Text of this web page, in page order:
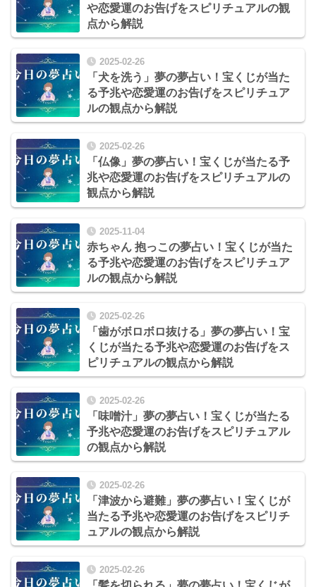
や恋愛運のお告げをスピリチュアルの観
点から解説
2025-02-26
「犬を洗う」夢の夢占い！宝くじが当た
る予兆や恋愛運のお告げをスピリチュア
ルの観点から解説
2025-02-26
「仏像」夢の夢占い！宝くじが当たる予
兆や恋愛運のお告げをスピリチュアルの
観点から解説
2025-11-04
赤ちゃん 抱っこの夢占い！宝くじが当た
る予兆や恋愛運のお告げをスピリチュア
ルの観点から解説
2025-02-26
「歯がボロボロ抜ける」夢の夢占い！宝
くじが当たる予兆や恋愛運のお告げをス
ピリチュアルの観点から解説
2025-02-26
「味噌汁」夢の夢占い！宝くじが当たる
予兆や恋愛運のお告げをスピリチュアル
の観点から解説
2025-02-26
「津波から避難」夢の夢占い！宝くじが
当たる予兆や恋愛運のお告げをスピリチ
ュアルの観点から解説
2025-02-26